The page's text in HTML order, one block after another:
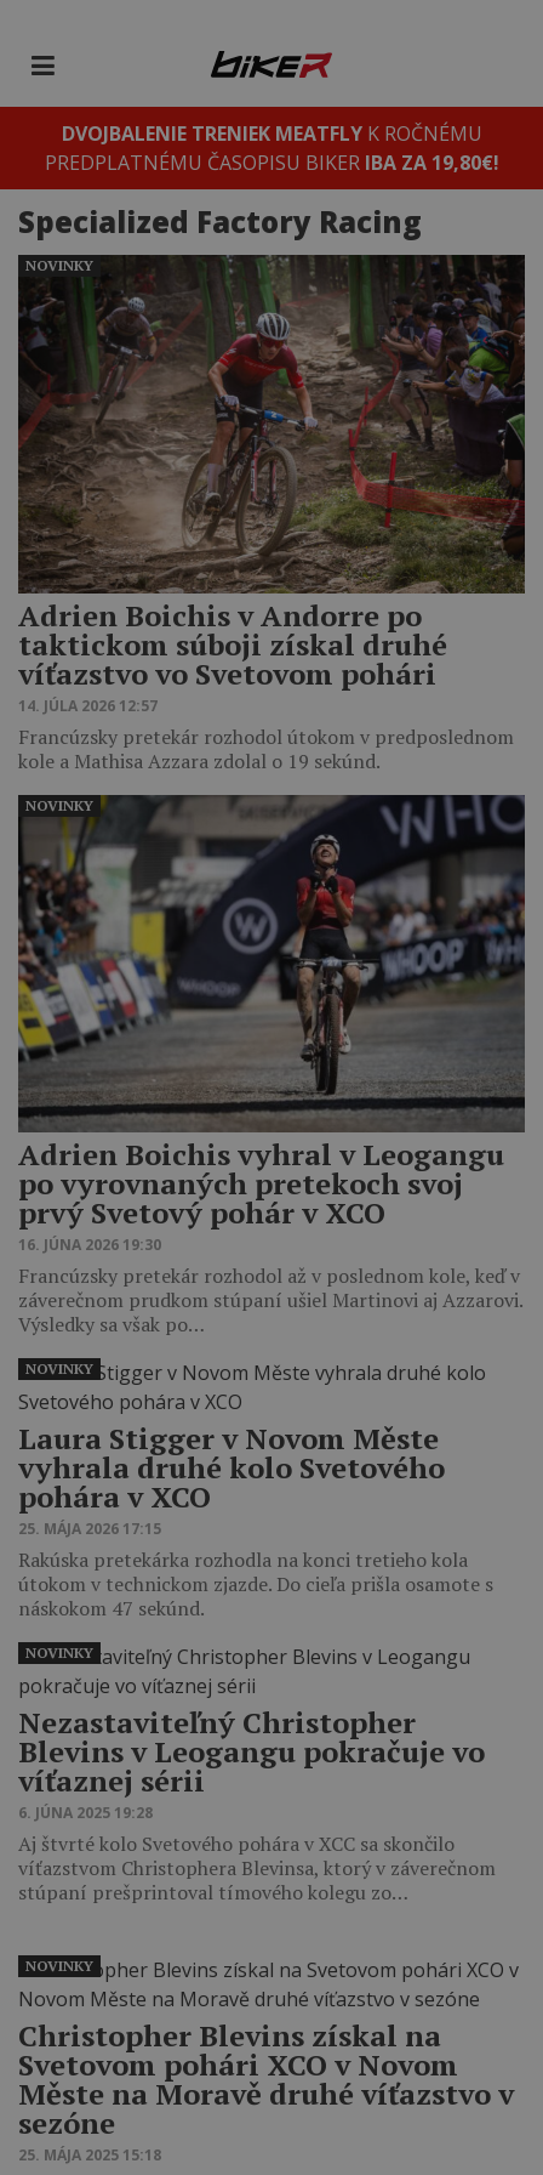
DVOJBALENIE TRENIEK MEATFLYK ROČNÉMU
PREDPLATNÉMU ČASOPISU BIKER IBA ZA 19,80€!
Specialized Factory Racing
Adrien Boichis v Andorre po
taktickom súboji získal druhé
víťazstvo vo Svetovom pohári
14. JÚLA 2026 12:57
Francúzsky pretekár rozhodol útokom v predposlednom
kole a Mathisa Azzara zdolal o 19 sekúnd.
NOVINKY
Adrien Boichis vyhral v Leogangu
po vyrovnaných pretekoch svoj
prvý Svetový pohár v XCO
16. JÚNA 2026 19:30
Francúzsky pretekár rozhodol až v poslednom kole, keď v
záverečnom prudkom stúpaní ušiel Martinovi aj Azzarovi.
Výsledky sa však po…
NOVINKY
Laura Stigger v Novom Měste
vyhrala druhé kolo Svetového
pohára v XCO
25. MÁJA 2026 17:15
Rakúska pretekárka rozhodla na konci tretieho kola
útokom v technickom zjazde. Do cieľa prišla osamote s
náskokom 47 sekúnd.
NOVINKY
Nezastaviteľný Christopher
Blevins v Leogangu pokračuje vo
víťaznej sérii
6. JÚNA 2025 19:28
Aj štvrté kolo Svetového pohára v XCC sa skončilo
víťazstvom Christophera Blevinsa, ktorý v záverečnom
stúpaní prešprintoval tímového kolegu zo…
NOVINKY
Christopher Blevins získal na
Svetovom pohári XCO v Novom
Měste na Moravě druhé víťazstvo v
sezóne
25. MÁJA 2025 15:18
NOVINKY